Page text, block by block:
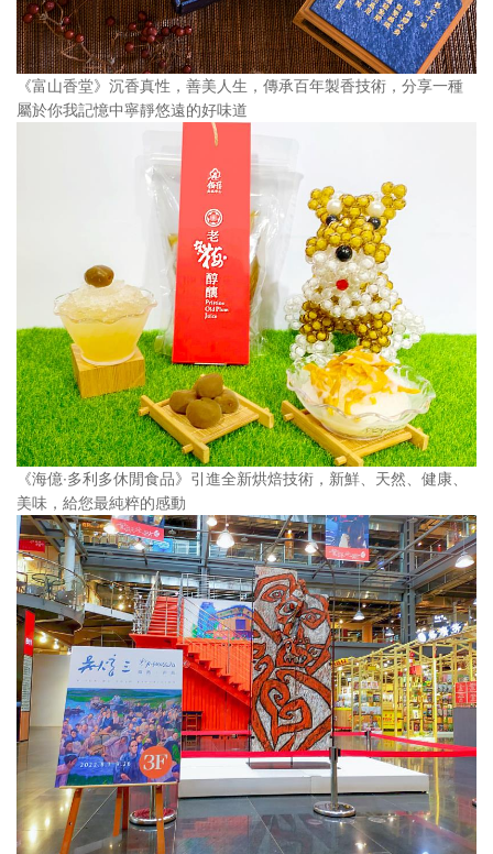
《富山香堂》沉香真性，善美人生，傳承百年製香技術，分享一種
屬於你我記憶中寧靜悠遠的好味道
《海億∙多利多休閒食品》引進全新烘焙技術，新鮮、天然、健康、
美味，給您最純粹的感動